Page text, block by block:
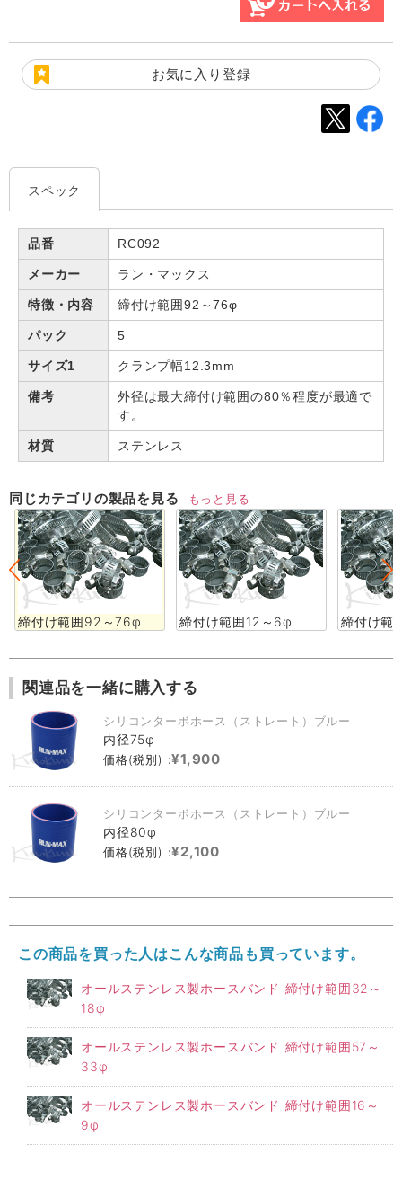
お気に入り登録
スペック
品番 RC092
メーカー ラン・マックス
特徴・内容 締付け範囲92～76φ
パック 5
サイズ1 クランプ幅12.3mm
備考
外径は最大締付け範囲の80％程度が最適で
す。
材質 ステンレス
同じカテゴリの製品を見る もっと見る
締付け範囲92～76φ 締付け範囲12～6φ 締付け範
関連品を一緒に購入する
シリコンターボホース（ストレート）ブルー
内径75φ
価格(税別) :¥1,900
シリコンターボホース（ストレート）ブルー
内径80φ
価格(税別) :¥2,100
この商品を買った人はこんな商品も買っています。
オールステンレス製ホースバンド 締付け範囲32～
18φ
オールステンレス製ホースバンド 締付け範囲57～
33φ
オールステンレス製ホースバンド 締付け範囲16～
9φ